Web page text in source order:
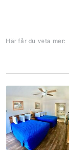
Här får du veta mer: